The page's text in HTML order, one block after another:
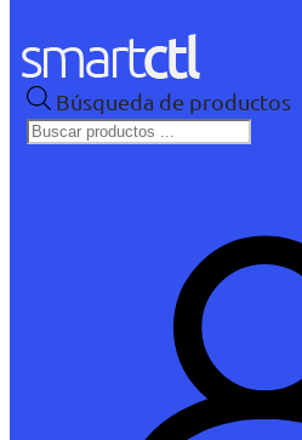
Búsqueda de productos